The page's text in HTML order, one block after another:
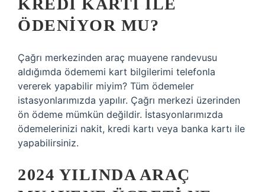
KREDI KARTI ILE
ÖDENIYOR MU?
Çağrı merkezinden araç muayene randevusu
aldığımda ödememi kart bilgilerimi telefonla
vererek yapabilir miyim? Tüm ödemeler
istasyonlarımızda yapılır. Çağrı merkezi üzerinden
ön ödeme mümkün değildir. İstasyonlarımızda
ödemelerinizi nakit, kredi kartı veya banka kartı ile
yapabilirsiniz.
2024 YILINDA ARAÇ